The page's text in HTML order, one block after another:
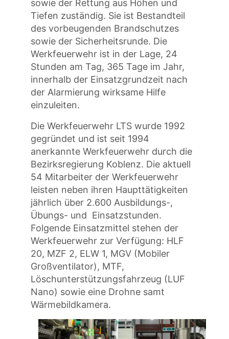
sowie der Rettung aus Höhen und
Tiefen zuständig. Sie ist Bestandteil
des vorbeugenden Brandschutzes
sowie der Sicherheitsrunde. Die
Werkfeuerwehr ist in der Lage, 24
Stunden am Tag, 365 Tage im Jahr,
innerhalb der Einsatzgrundzeit nach
der Alarmierung wirksame Hilfe
einzuleiten.
Die Werkfeuerwehr LTS wurde 1992
gegründet und ist seit 1994
anerkannte Werkfeuerwehr durch die
Bezirksregierung Koblenz. Die aktuell
54 Mitarbeiter der Werkfeuerwehr
leisten neben ihren Haupttätigkeiten
jährlich über 2.600 Ausbildungs-,
Übungs- und Einsatzstunden.
Folgende Einsatzmittel stehen der
Werkfeuerwehr zur Verfügung: HLF
20, MZF 2, ELW 1, MGV (Mobiler
Großventilator), MTF,
Löschunterstützungsfahrzeug (LUF
Nano) sowie eine Drohne samt
Wärmebildkamera.